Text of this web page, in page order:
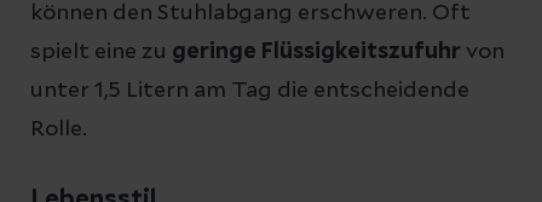
können den Stuhlabgang erschweren. Oft
spielt eine zu geringe Flüssigkeitszufuhr von
unter 1,5 Litern am Tag die entscheidende
Rolle.